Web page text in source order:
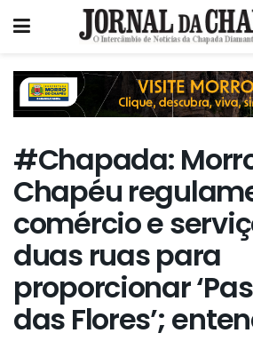
#Chapada:
Chapéu
comércio e
duas ruas para
proporcionar
das Flores’;